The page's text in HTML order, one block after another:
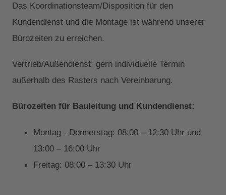
Das Koordinationsteam/Disposition für den
Kundendienst und die Montage ist während unserer
Bürozeiten zu erreichen.
Vertrieb/Außendienst: gern individuelle Termin
außerhalb des Rasters nach Vereinbarung.
Bürozeiten für Bauleitung und Kundendienst:
Montag - Donnerstag: 08:00 – 12:30 Uhr und
13:00 – 16:00 Uhr
Freitag: 08:00 – 13:30 Uhr